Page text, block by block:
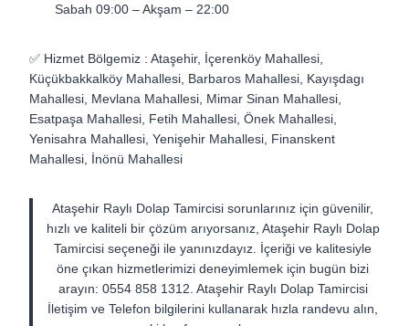
Sabah 09:00 – Akşam – 22:00
✅ Hizmet Bölgemiz : Ataşehir, İçerenköy Mahallesi,
Küçükbakkalköy Mahallesi, Barbaros Mahallesi, Kayışdagı
Mahallesi, Mevlana Mahallesi, Mimar Sinan Mahallesi,
Esatpaşa Mahallesi, Fetih Mahallesi, Önek Mahallesi,
Yenisahra Mahallesi, Yenişehir Mahallesi, Finanskent
Mahallesi, İnönü Mahallesi
Ataşehir Raylı Dolap Tamircisi sorunlarınız için güvenilir,
hızlı ve kaliteli bir çözüm arıyorsanız, Ataşehir Raylı Dolap
Tamircisi seçeneği ile yanınızdayız. İçeriği ve kalitesiyle
öne çıkan hizmetlerimizi deneyimlemek için bugün bizi
arayın: 0554 858 1312. Ataşehir Raylı Dolap Tamircisi
İletişim ve Telefon bilgilerini kullanarak hızla randevu alın,